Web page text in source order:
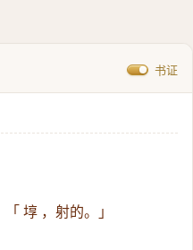
书证
「 埻 ，射的。」